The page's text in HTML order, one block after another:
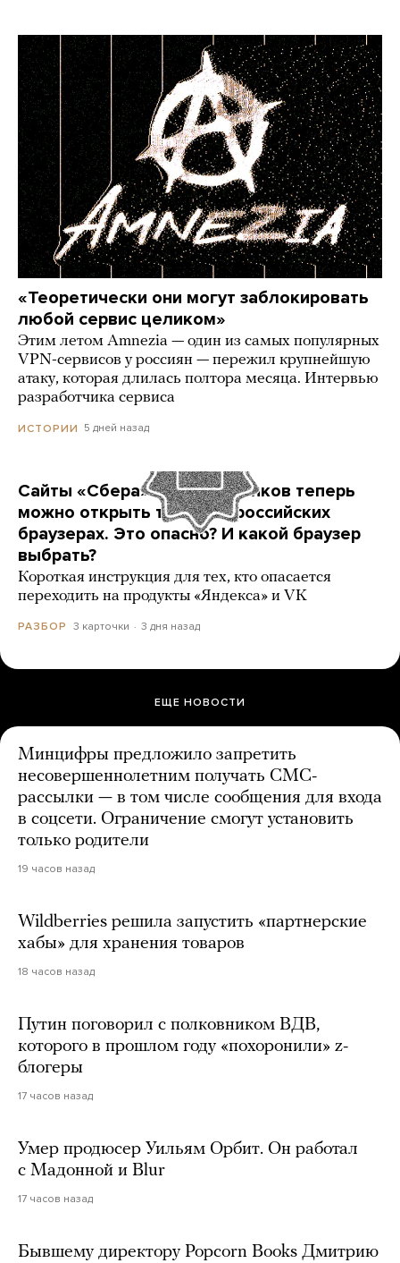
«Теоретически они могут заблокировать
любой сервис целиком»
Этим летом Amnezia — один из самых популярных
VPN-сервисов у россиян — пережил крупнейшую
атаку, которая длилась полтора месяца. Интервью
разработчика сервиса
ИСТОРИИ 5 дней назад
Сайты «Сбера» и других банков теперь
можно открыть только в российских
браузерах. Это опасно? И какой браузер
выбрать?
Короткая инструкция для тех, кто опасается
переходить на продукты «Яндекса» и VK
РАЗБОР 3 карточки 3 дня назад
ЕЩЕ НОВОСТИ
Минцифры предложило запретить
несовершеннолетним получать СМС-
рассылки — в том числе сообщения для входа
в соцсети. Ограничение смогут установить
только родители
19 часов назад
Wildberries решила запустить «партнерские
хабы» для хранения товаров
18 часов назад
Путин поговорил с полковником ВДВ,
которого в прошлом году «похоронили» z-
блогеры
17 часов назад
Умер продюсер Уильям Орбит. Он работал
с Мадонной и Blur
17 часов назад
Бывшему директору Popcorn Books Дмитрию